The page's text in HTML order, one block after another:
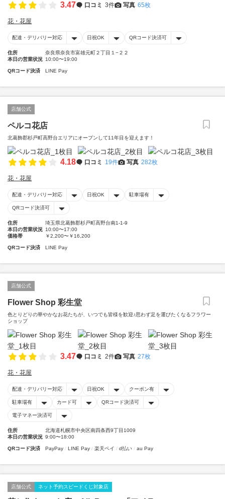
3.47 口コミ 3件 写真 65枚
花・花屋
配達・デリバリー対応 日祝OK QRコード決済可
住所
奈良県奈良市富雄元町２丁目１−２２
本日の営業状況 10:00〜19:00
QRコード決済 LINE Pay
店舗公式
ペルコ花店
北葛飾郡杉戸町高野台エリアにオープンして11年目を迎えます！
4.18 口コミ 19件 写真 282枚
花・花屋
配達・デリバリー対応 日祝OK 駐車場有
QRコード決済可
住所
埼玉県北葛飾郡杉戸町高野台南1-1-9
本日の営業状況 10:00〜17:00
価格帯
￥2,200〜￥16,200
QRコード決済 LINE Pay
店舗公式
Flower Shop 彩生堂
色とりどりの華やかなお花たちが、いつでも皆様を歓迎♪思わず足を運びたくなるフラワー
ショップ
3.47 口コミ 2件 写真 27枚
花・花屋
配達・デリバリー対応 日祝OK クーポン有
駐車場有 カード可 QRコード決済可
電子マネー決済可
住所
北海道札幌市中央区南四条西9丁目1009
本日の営業状況 9:00〜18:00
QRコード決済 PayPay LINE Pay 楽天ペイ d払い au Pay
店舗公式 ネット予約スピードくじ対象店